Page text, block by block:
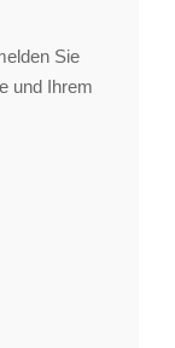
Sie
und Ihrem